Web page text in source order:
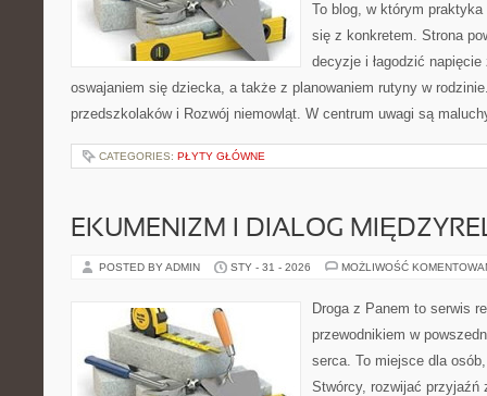
To blog, w którym
się z konkretem. Strona
decyzje i łagodzić
oswajaniem się dziecka, a także z planowaniem rutyny w
przedszkolaków i Rozwój niemowląt. W centrum uwagi są
CATEGORIES: PŁYTY GŁÓWNE
EKUMENIZM I DIALOG
POSTED BY ADMIN STY - 31 - 2026 MOŻLIWOŚĆ
Droga z Panem to serwis
przewodnikiem w
serca. To miejsce dla
Stwórcy, rozwijać przyjaźń